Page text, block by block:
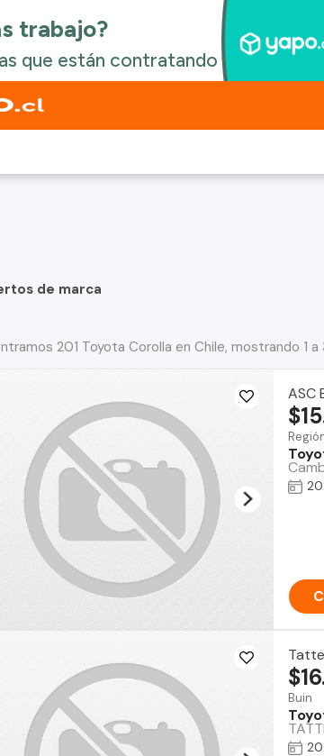
de marca
201 Toyota Corolla en Chile, mostrando 1
ASC
Buin